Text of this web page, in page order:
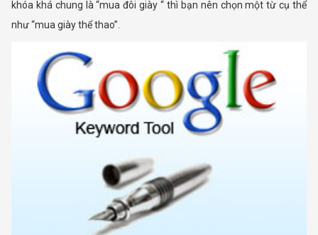
khóa khá chung là “mua đôi giày “ thì bạn nên chọn một từ cụ thể
như “mua giày thể thao”.